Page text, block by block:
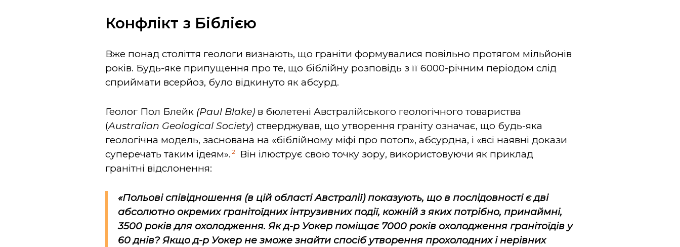
Конфлікт з Біблією
Вже понад століття геологи визнають, що граніти формувалися повільно протягом мільйонів
років. Будь-яке припущення про те, що біблійну розповідь з її 6000-річним періодом слід
сприймати всерйоз, було відкинуто як абсурд.
Геолог Пол Блейк (Paul Blake) в бюлетені Австралійського геологічного товариства
(Australian Geological Society) стверджував, що утворення граніту означає, що будь-яка
геологічна модель, заснована на «біблійному міфі про потоп», абсурдна, і «всі наявні докази
суперечать таким ідеям». 2
Він ілюструє свою точку зору, використовуючи як приклад
гранітні відслонення:
«Польові співідношення (в цій області Австралії) показують, що в послідовності є дві
абсолютно окремих гранітоїдних інтрузивних події, кожній з яких потрібно, принаймні,
3500 років для охолодження. Як д-р Уокер поміщає 7000 років охолодження гранітоїдів у
60 днів? Якщо д-р Уокер не зможе знайти спосіб утворення прохолодних і нерівних